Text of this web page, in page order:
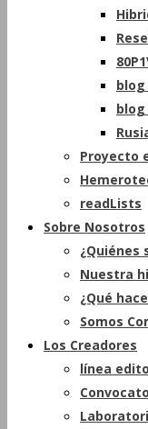
blog
blog
Proyecto
readLists
Sobre Nosotros
¿Quiénes
Nuestra
¿Qué
Somos
Los Creadores
línea